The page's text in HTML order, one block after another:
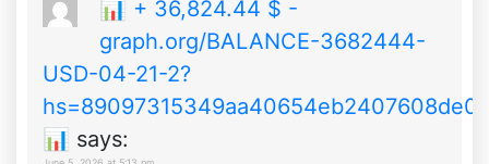
📊 + 36,824.44 $ -
graph.org/BALANCE-3682444-
USD-04-21-2?
📊 says: